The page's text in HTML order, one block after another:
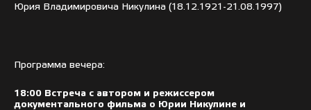
Юрия Владимировича Никулина (18.12.1921-21.08.1997)
Программа вечера:
18:00 Встреча с автором и режиссером
документального фильма о Юрии Никулине и